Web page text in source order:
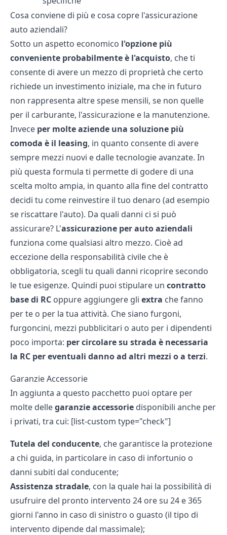
Cosa conviene di più e cosa copre l'assicurazione
auto aziendali?
Sotto un aspetto economico l'opzione più
conveniente probabilmente è l'acquisto, che ti
consente di avere un mezzo di proprietà che certo
richiede un investimento iniziale, ma che in futuro
non rappresenta altre spese mensili, se non quelle
per il carburante, l'assicurazione e la manutenzione.
Invece per molte aziende una soluzione più
comoda è il leasing, in quanto consente di avere
sempre mezzi nuovi e dalle tecnologie avanzate. In
più questa formula ti permette di godere di una
scelta molto ampia, in quanto alla fine del contratto
decidi tu come reinvestire il tuo denaro (ad esempio
se riscattare l'auto). Da quali danni ci si può
assicurare? L'assicurazione per auto aziendali
funziona come qualsiasi altro mezzo. Cioè ad
eccezione della responsabilità civile che è
obbligatoria, scegli tu quali danni ricoprire secondo
le tue esigenze. Quindi puoi stipulare un contratto
base di RC oppure aggiungere gli extra che fanno
per te o per la tua attività. Che siano furgoni,
furgoncini, mezzi pubblicitari o auto per i dipendenti
poco importa: per circolare su strada è necessaria
la RC per eventuali danno ad altri mezzi o a terzi.
Garanzie Accessorie
In aggiunta a questo pacchetto puoi optare per
molte dellegaranzie accessorie disponibili anche per
i privati, tra cui: [list-custom type="check"]
Tutela del conducente, che garantisce la protezione
a chi guida, in particolare in caso di infortunio o
danni subiti dal conducente;
Assistenza stradale, con la quale hai la possibilità di
usufruire del pronto intervento 24 ore su 24 e 365
giorni l'anno in caso di sinistro o guasto (il tipo di
intervento dipende dal massimale);